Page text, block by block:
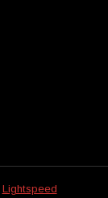
Lightspeed